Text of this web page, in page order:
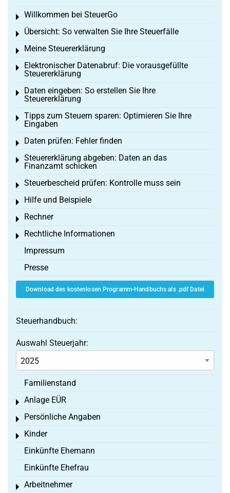
Willkommen bei SteuerGo
Toggle menu
Übersicht: So verwalten Sie Ihre Steuerfälle
Toggle menu
Meine Steuererklärung
Toggle menu
Elektronischer Datenabruf: Die vorausgefüllte
Steuererklärung
Toggle menu
Daten eingeben: So erstellen Sie Ihre
Steuererklärung
Toggle menu
Tipps zum Steuern sparen: Optimieren Sie Ihre
Eingaben
Toggle menu
Daten prüfen: Fehler finden
Toggle menu
Steuererklärung abgeben: Daten an das
Finanzamt schicken
Toggle menu
Steuerbescheid prüfen: Kontrolle muss sein
Toggle menu
Hilfe und Beispiele
Toggle menu
Rechner
Toggle menu
Rechtliche Informationen
Toggle menu
Impressum
Presse
Download des kostenlosen Programm-Handbuchs als .pdf Datei
Steuerhandbuch:
Auswahl Steuerjahr:
Familienstand
Anlage EÜR
Toggle menu
Persönliche Angaben
Toggle menu
Kinder
Toggle menu
Einkünfte Ehemann
Einkünfte Ehefrau
Arbeitnehmer
Toggle menu